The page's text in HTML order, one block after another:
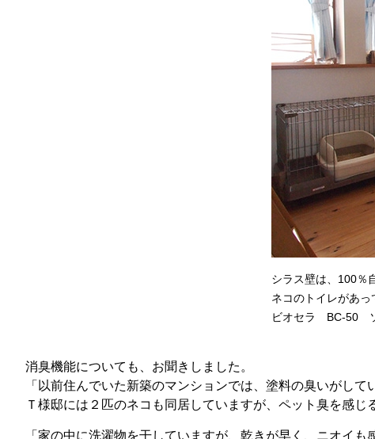
シラス壁は、100％
ネコのトイレがあっ
ビオセラ BC-50
消臭機能についても、お聞きしました。
「以前住んでいた新築のマンションでは、塗料の臭いがし
Ｔ様邸には２匹のネコも同居していますが、ペット臭を感じ
「家の中に洗濯物を干していますが、乾きが早く、ニオイも